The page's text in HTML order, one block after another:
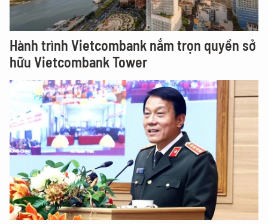
Hành trình Vietcombank nắm trọn quyền sở
hữu Vietcombank Tower